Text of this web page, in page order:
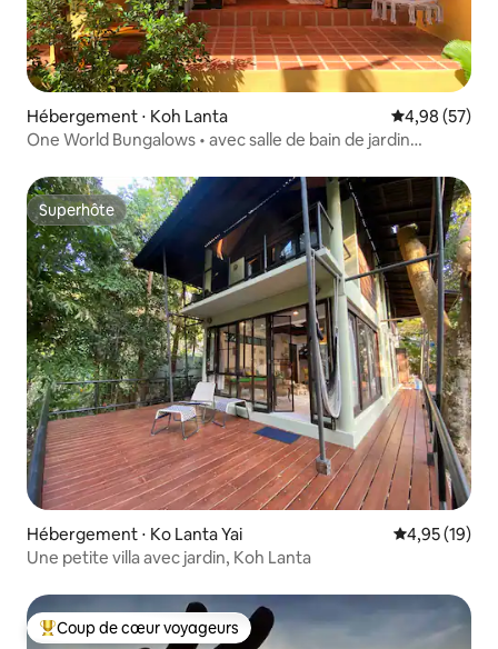
Hébergement ⋅ Koh Lanta Évaluation
4,98 (57)
One World Bungalows • avec salle de bain de jardin
Superhôte
Superhôte
Hébergement ⋅ Ko Lanta Yai Évaluation
4,95 (19)
Une petite villa avec jardin, Koh Lanta
Coups de cœur voyageurs les plus appréciés
Coup de cœur voyageurs